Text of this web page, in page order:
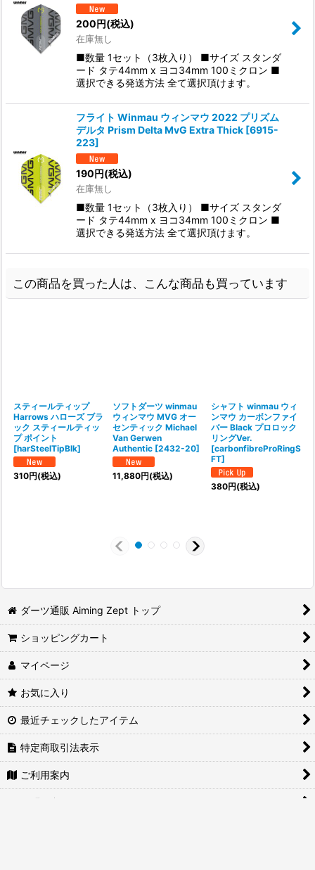
200円(税込)
在庫無し
■数量 1セット（3枚入り） ■サイズ スタンダ
ード タテ44mm x ヨコ34mm 100ミクロン ■
選択できる発送方法 全て選択頂けます。
フライト Winmau ウィンマウ 2022 プリズム
デルタ Prism Delta MvG Extra Thick [6915-
223]
190円(税込)
在庫無し
■数量 1セット（3枚入り） ■サイズ スタンダ
ード タテ44mm x ヨコ34mm 100ミクロン ■
選択できる発送方法 全て選択頂けます。
この商品を買った人は、こんな商品も買っています
スティールティップ
Harrows ハローズ ブラ
ック スティールティッ
プ ポイント
[harSteelTipBlk]
310円(税込)
ソフトダーツ winmau
ウィンマウ MVG オー
センティック Michael
Van Gerwen
Authentic [2432-20]
11,880円(税込)
シャフト winmau ウィ
ンマウ カーボンファイ
バー Black プロロック
リングVer.
[carbonfibreProRingS
FT]
380円(税込)
ダーツ通販 Aiming Zept トップ
ショッピングカート
マイページ
お気に入り
最近チェックしたアイテム
特定商取引法表示
ご利用案内
お問い合せ